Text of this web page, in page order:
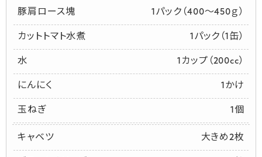
豚肩ロース塊 1パック（400～450ｇ）
カットトマト水煮 1パック（1缶）
水 1カップ（200cc）
にんにく 1かけ
玉ねぎ 1個
キャベツ 大きめ2枚